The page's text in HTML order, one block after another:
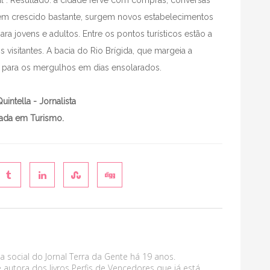
crescido bastante, surgem novos estabelecimentos
jovens e adultos. Entre os pontos turísticos estão a
visitantes. A bacia do Rio Brígida, que margeia a
os mergulhos em dias ensolarados.
- Jornalista
em Turismo.
social do Jornal Terra da Gente há 19 anos.